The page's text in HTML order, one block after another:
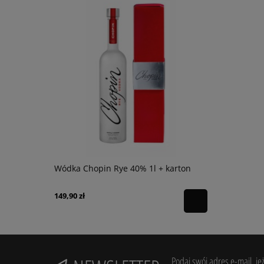
Wódka Chopin Rye 40% 1l + karton
149,90 zł
Podaj swój adres e-mail,